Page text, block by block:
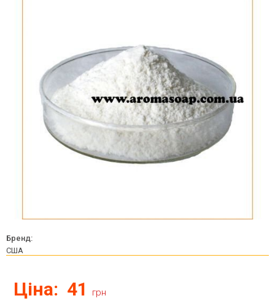
Бренд:
США
Ціна: 41 грн